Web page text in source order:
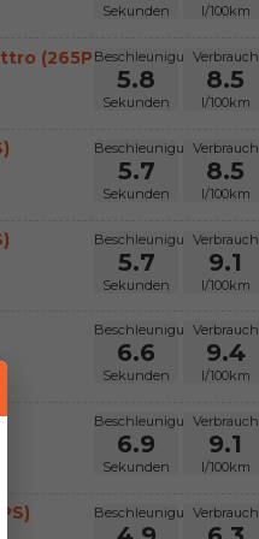
Sekunden l/100km
Beschleunigung
5.8
Sekunden
Verbrauch
8.5
l/100km
(265PS)
Beschleunigung
5.7
Sekunden
Verbrauch
8.5
l/100km
Beschleunigung
5.7
Sekunden
Verbrauch
9.1
l/100km
Beschleunigung
6.6
Sekunden
Verbrauch
9.4
l/100km
Beschleunigung
6.9
Sekunden
Verbrauch
9.1
l/100km
BeschleunigungVerbrauch